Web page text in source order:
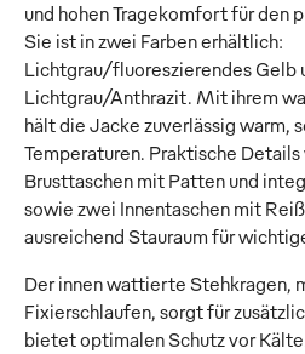
und hohen Tragekomfort für den
Sie ist in zwei Farben erhältlich:
Lichtgrau/fluoreszierendes Gelb
Lichtgrau/Anthrazit. Mit ihrem
hält die Jacke zuverlässig warm,
Temperaturen. Praktische
Brusttaschen mit Patten und
sowie zwei Innentaschen mit
ausreichend Stauraum für
Der innen wattierte Stehkragen,
Fixierschlaufen, sorgt für
bietet optimalen Schutz vor